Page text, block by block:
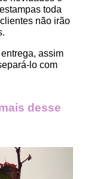
toda
não irão
assim
lo com
desse